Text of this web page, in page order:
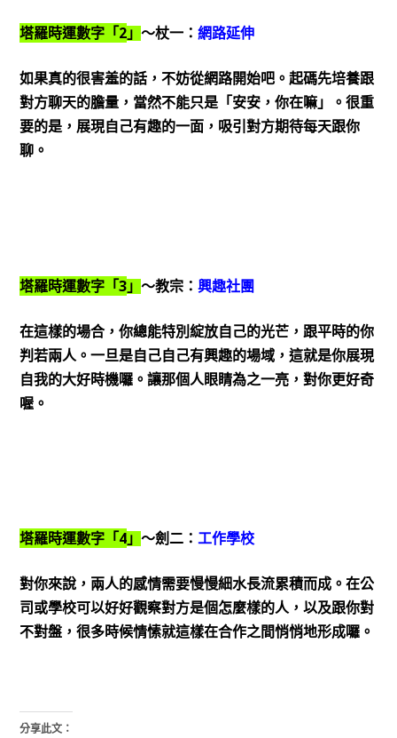
塔羅時運數字「2」 ～杖一： 網路延伸
如果真的很害羞的話，不妨從網路開始吧。起碼先培養跟
對方聊天的膽量，當然不能只是「安安，你在嘛」。很重
要的是，展現自己有趣的一面，吸引對方期待每天跟你
聊。
塔羅時運數字「3」 ～教宗： 興趣社團
在這樣的場合，你總能特別綻放自己的光芒，跟平時的你
判若兩人。一旦是自己自己有興趣的場域，這就是你展現
自我的大好時機囉。讓那個人眼睛為之一亮，對你更好奇
喔。
塔羅時運數字「4」 ～劍二： 工作學校
對你來說，兩人的感情需要慢慢細水長流累積而成。在公
司或學校可以好好觀察對方是個怎麼樣的人，以及跟你對
不對盤，很多時候情愫就這樣在合作之間悄悄地形成囉。
分享此文：